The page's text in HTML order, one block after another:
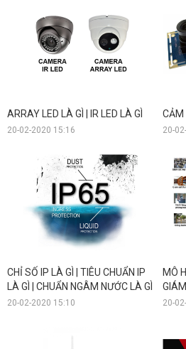
ARRAY LED LÀ GÌ | IR LED LÀ GÌ
20-02-2020 15:16
CẢM
20-
CHỈ SỐ IP LÀ GÌ | TIÊU CHUẨN IP
LÀ GÌ | CHUẨN NGÂM NƯỚC LÀ GÌ
20-02-2020 15:10
MÔ
20-